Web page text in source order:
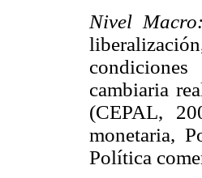
Nivel
cambiaria
(CEPAL,
monetaria,
Política